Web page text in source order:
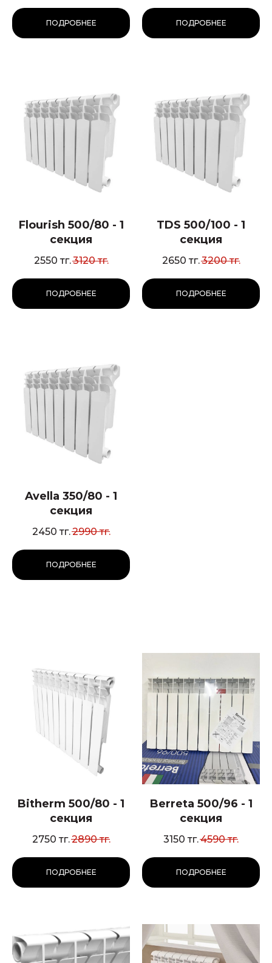
ПОДРОБНЕЕ ПОДРОБНЕЕ
Flourish 500/80 - 1
секция
2550 тг.3120 тг.
ПОДРОБНЕЕ
TDS 500/100 - 1
секция
2650 тг.3200 тг.
ПОДРОБНЕЕ
Avella 350/80 - 1
секция
2450 тг.2990 тг.
ПОДРОБНЕЕ
Bitherm 500/80 - 1
секция
2750 тг.2890 тг.
ПОДРОБНЕЕ
Berreta 500/96 - 1
секция
3150 тг.4590 тг.
ПОДРОБНЕЕ